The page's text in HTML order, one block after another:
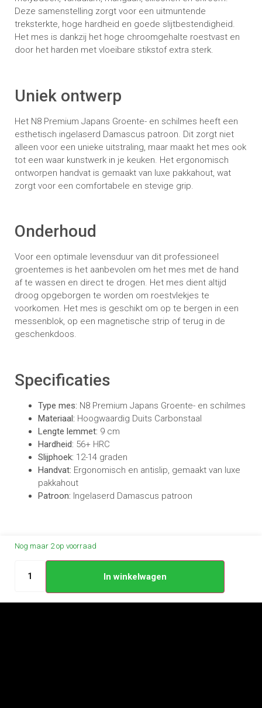
Deze samenstelling zorgt voor een uitmuntende
treksterkte, hoge hardheid en goede slijtbestendigheid.
Het mes is dankzij het hoge chroomgehalte roestvast en
door het harden met vloeibare stikstof extra sterk.
Uniek ontwerp
Het N8 Premium Japans Groente- en schilmes heeft een
esthetisch ingelaserd Damascus patroon. Dit zorgt niet
alleen voor een unieke uitstraling, maar maakt het mes ook
tot een waar kunstwerk in je keuken. Het ergonomisch
ontworpen handvat is gemaakt van luxe pakkahout, wat
zorgt voor een comfortabele en stevige grip.
Onderhoud
Voor een optimale levensduur van dit professioneel
groentemes is het aanbevolen om het mes met de hand
af te wassen en direct te drogen. Het mes dient altijd
droog opgeborgen te worden om roestvlekjes te
voorkomen. Het mes is geschikt om op te bergen in een
messenblok, op een magnetische strip of terug in de
geschenkdoos.
Specificaties
Type mes: N8 Premium Japans Groente- en schilmes
Materiaal: Hoogwaardig Duits Carbonstaal
Lengte lemmet: 9 cm
Hardheid: 56+ HRC
Slijphoek: 12-14 graden
Handvat: Ergonomisch en antislip, gemaakt van luxe
pakkahout
Patroon: Ingelaserd Damascus patroon
Nog maar 2 op voorraad
In winkelwagen